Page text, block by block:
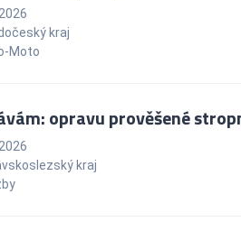
kraj
Moto
opravu prověšené
kraj